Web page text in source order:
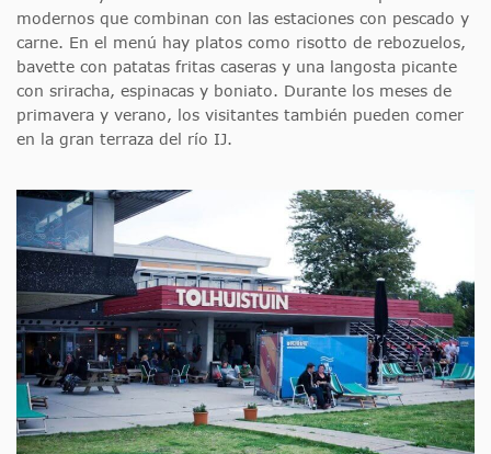
modernos que combinan con las estaciones con pescado y
carne. En el menú hay platos como risotto de rebozuelos,
bavette con patatas fritas caseras y una langosta picante
con sriracha, espinacas y boniato. Durante los meses de
primavera y verano, los visitantes también pueden comer
en la gran terraza del río IJ.